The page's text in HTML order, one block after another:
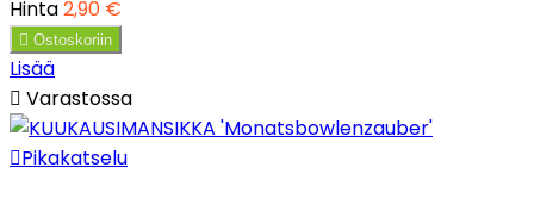
Hinta2,90 €
 Ostoskoriin
Lisää
 Varastossa
Pikakatselu